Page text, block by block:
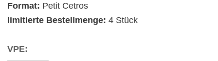
Format: Petit Cetros
limitierte Bestellmenge: 4 Stück
VPE: